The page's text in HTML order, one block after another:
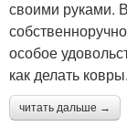
своими руками.
особое
как делать ковры.
читать дальше →